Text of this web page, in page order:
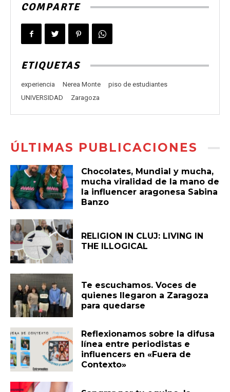
COMPARTE
ETIQUETAS
experiencia Nerea Monte
piso de estudiantes
UNIVERSIDAD
Zaragoza
ÚLTIMAS PUBLICACIONES
Chocolates, Mundial y mucha,
mucha viralidad de la mano de
la influencer aragonesa Sabina
Banzo
RELIGION IN CLUJ: LIVING IN
THE ILLOGICAL
Te escuchamos. Voces de
quienes llegaron a Zaragoza
para quedarse
Reflexionamos sobre la difusa
línea entre periodistas e
influencers en «Fuera de
Contexto»